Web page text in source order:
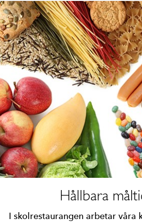
Hållbara
I skolrestaurangen arbetar våra